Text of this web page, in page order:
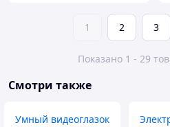
1 2 3
Показано 1 - 29
Смотри также
Умный видеоглазок